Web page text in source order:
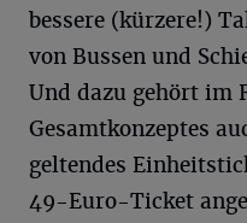
bessere (kürzere!)
von Bussen und
Und dazu gehört im
Gesamtkonzeptes
geltendes
49-Euro-Ticket